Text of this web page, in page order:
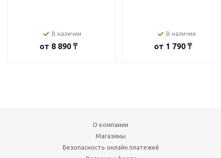
В наличии
от 8 890 ₸
В наличии
от 1 790 ₸
О компании
Магазины
Безопасность онлайн платежей